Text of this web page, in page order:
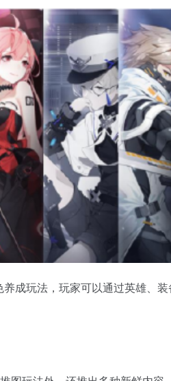
成玩法，玩家可以通过英雄、